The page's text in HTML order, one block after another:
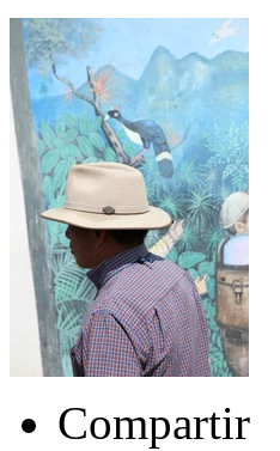
Compartir